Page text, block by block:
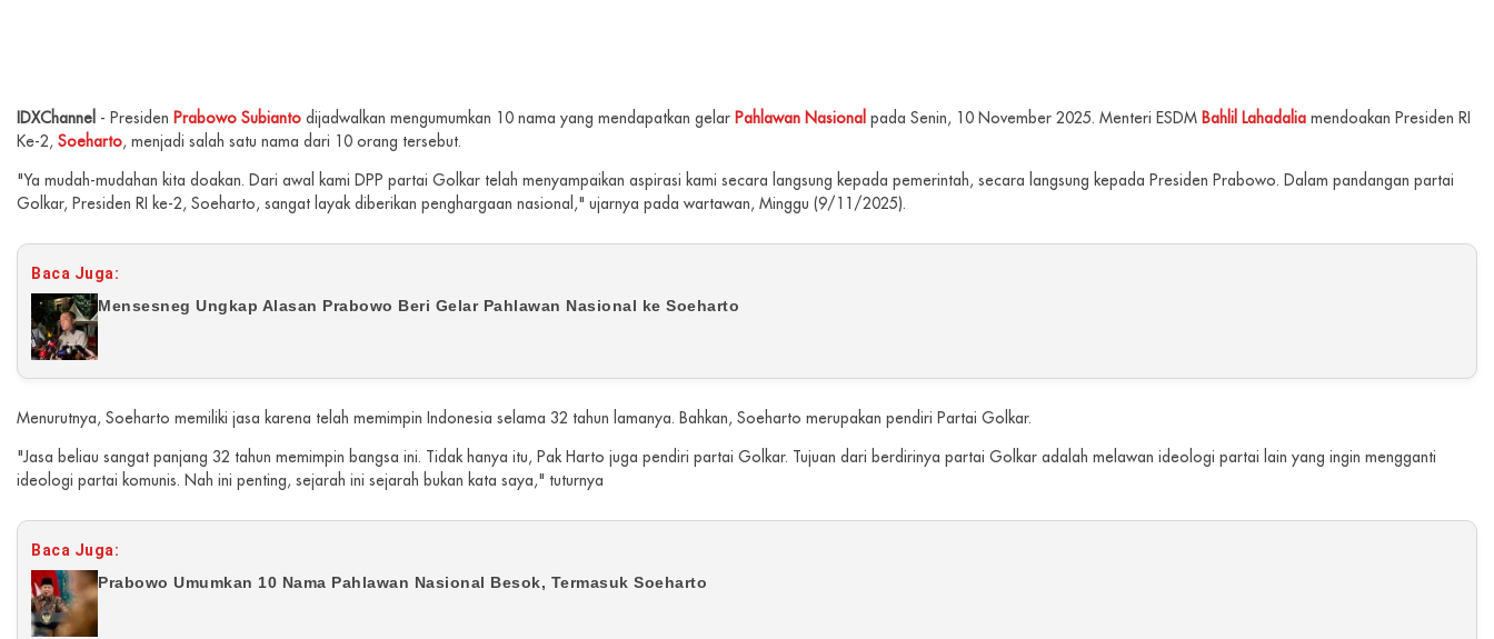
IDXChannel - Presiden Prabowo Subianto dijadwalkan mengumumkan 10 nama yang mendapatkan gelar Pahlawan Nasional pada Senin, 10 November 2025. Menteri ESDM Bahlil Lahadalia mendoakan Presiden RI
Ke-2, Soeharto, menjadi salah satu nama dari 10 orang tersebut.
"Ya mudah-mudahan kita doakan. Dari awal kami DPP partai Golkar telah menyampaikan aspirasi kami secara langsung kepada pemerintah, secara langsung kepada Presiden Prabowo. Dalam pandangan partai
Golkar, Presiden RI ke-2, Soeharto, sangat layak diberikan penghargaan nasional," ujarnya pada wartawan, Minggu (9/11/2025).
Baca Juga:
Mensesneg Ungkap Alasan Prabowo Beri Gelar Pahlawan Nasional ke Soeharto
Menurutnya, Soeharto memiliki jasa karena telah memimpin Indonesia selama 32 tahun lamanya. Bahkan, Soeharto merupakan pendiri Partai Golkar.
"Jasa beliau sangat panjang 32 tahun memimpin bangsa ini. Tidak hanya itu, Pak Harto juga pendiri partai Golkar. Tujuan dari berdirinya partai Golkar adalah melawan ideologi partai lain yang ingin mengganti
ideologi partai komunis. Nah ini penting, sejarah ini sejarah bukan kata saya," tuturnya
Baca Juga:
Prabowo Umumkan 10 Nama Pahlawan Nasional Besok, Termasuk Soeharto